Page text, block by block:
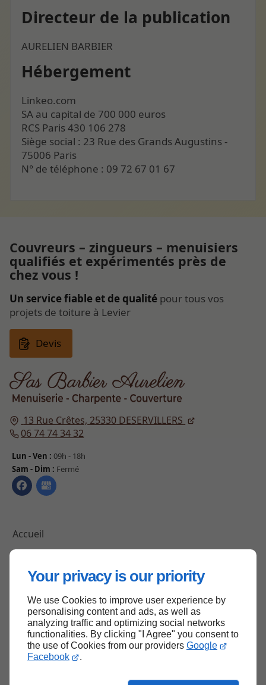
Your privacy is our priority
We use Cookies to improve user experience by
personalising content and ads, as well as
analyzing traffic and optimizing social networks
functionalities. By clicking "I Agree" you consent to
the use of Cookies from our providers Google
Facebook
.
Directeur de la publication
AURELIEN BARBIER
Hébergement
Linkeo.com
SA au capital de 700 000 euros
RCS Paris 430 106 278
Siège social : 23 Rue des Grands Augustins -
75006 Paris
N° de téléphone : 09 72 67 01 67
13 Rue Crêtes, 25330 DESERVILLERS
06 74 74 34 32
Lun - Ven : 09h - 18h
Sam - Dim : Fermé
Accueil
Contactez-nous
Mentions légales
Couvreurs – zingueurs – menuisiers
qualifiés et expérimentés près de
chez vous !
Un service fiable et de qualité pour tous vos
projets de toiture à Levier
Devis
Haut de page